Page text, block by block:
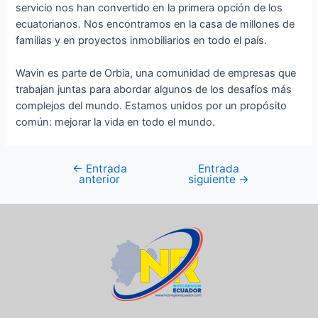
servicio nos han convertido en la primera opción de los
ecuatorianos. Nos encontramos en la casa de millones de
familias y en proyectos inmobiliarios en todo el país.
Wavin es parte de Orbia, una comunidad de empresas que
trabajan juntas para abordar algunos de los desafíos más
complejos del mundo. Estamos unidos por un propósito
común: mejorar la vida en todo el mundo.
← Entrada
anterior
Entrada
siguiente →